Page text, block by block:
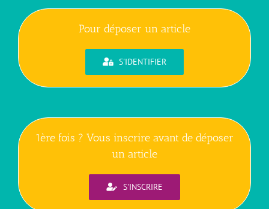
Pour déposer un article
S'IDENTIFIER
1ère fois ? Vous inscrire avant de déposer
un article
S'INSCRIRE